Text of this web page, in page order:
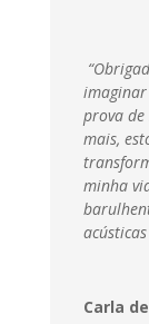
prova de
mais,
minha
acústicas
Carla